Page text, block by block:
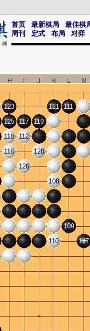
首页 最新棋局
最佳棋
周刊
定式 布局 对弈
108
109
110
111
112
116
117
118
119
120
121
123
125
126
127